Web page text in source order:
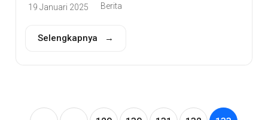
19 Januari 2025 Berita
Selengkapnya →